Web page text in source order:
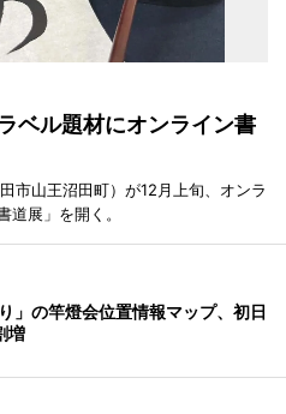
ベル題材にオンライン書
市山王沼田町）が12月上旬、オンラ
道展」を開く。
」の竿燈会位置情報マップ、初日
増